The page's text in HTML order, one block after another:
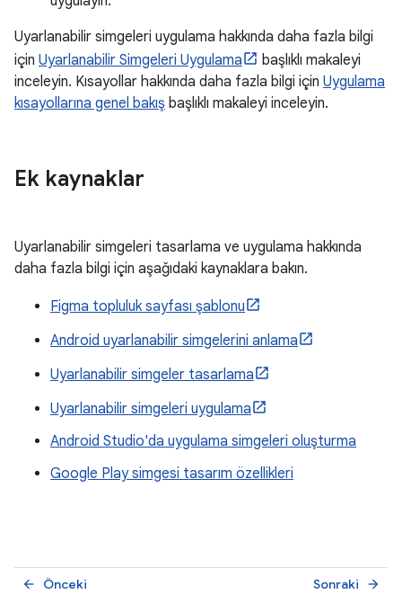
Uyarlanabilir simgeleri uygulama hakkında daha fazla bilgi
için Uyarlanabilir Simgeleri Uygulama
başlıklı makaleyi
inceleyin. Kısayollar hakkında daha fazla bilgi için Uygulama
kısayollarına genel bakış başlıklı makaleyi inceleyin.
Ek kaynaklar
Uyarlanabilir simgeleri tasarlama ve uygulama hakkında
daha fazla bilgi için aşağıdaki kaynaklara bakın.
Figma topluluk sayfası şablonu
Android uyarlanabilir simgelerini anlama
Uyarlanabilir simgeler tasarlama
Uyarlanabilir simgeleri uygulama
Android Studio'da uygulama simgeleri oluşturma
Google Play simgesi tasarım özellikleri
Önceki
arrow_back Sonraki arrow_forward